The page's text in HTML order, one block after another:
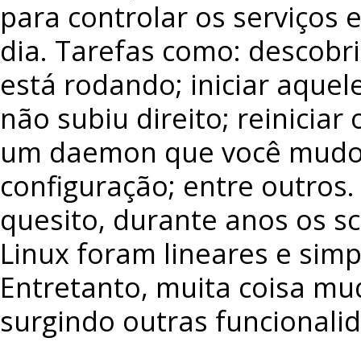
para controlar os serviços
dia. Tarefas como:
está rodando; iniciar
não subiu direito; reiniciar
um daemon que você
configuração; entre outros.
quesito, durante anos os
Linux foram lineares e
Entretanto, muita coisa
surgindo outras